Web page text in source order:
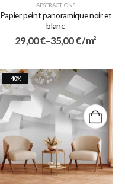
ABSTRACTIONS
Papier peint panoramique noir et
blanc
29,00€–35,00€/ m²
-40%